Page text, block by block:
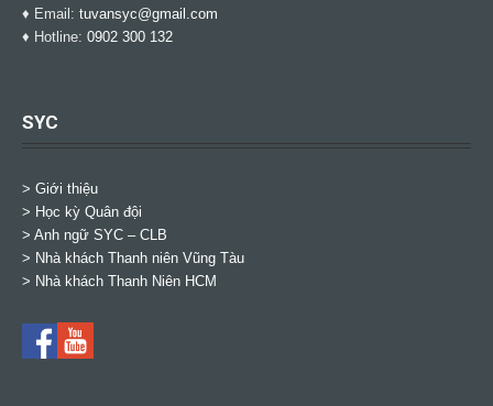
♦ Email: tuvansyc@gmail.com
♦ Hotline: 0902 300 132
SYC
> Giới thiệu
> Học kỳ Quân đội
> Anh ngữ SYC – CLB
> Nhà khách Thanh niên Vũng Tàu
> Nhà khách Thanh Niên HCM